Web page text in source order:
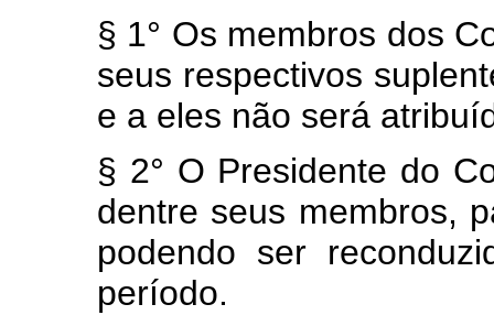
§ 1° Os membros dos
seus respectivos
e a eles não será
§ 2° O Presidente do
dentre seus membros,
podendo ser
período.